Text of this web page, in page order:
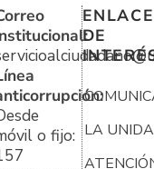
o fijo:
DE
LA